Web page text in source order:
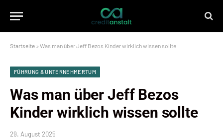
Startseite » Was man über Jeff Bezos Kinder wirklich wissen sollte
FÜHRUNG & UNTERNEHMERTUM
Was man über Jeff Bezos
Kinder wirklich wissen sollte
29. August 2025